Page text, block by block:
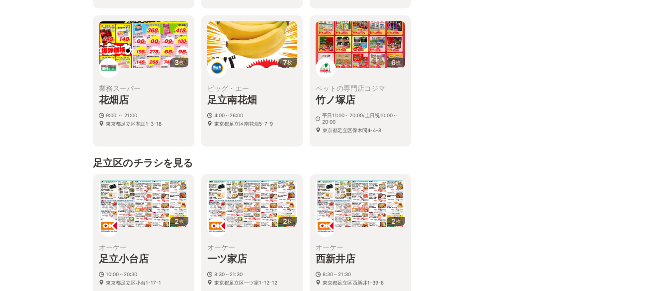
3枚
業務スーパー
花畑店
9:00 ～ 21:00
東京都足立区花畑1-3-18
7枚
ビッグ・エー
足立南花畑
4:00～26:00
東京都足立区南花畑5-7-9
6枚
ペットの専門店コジマ
竹ノ塚店
平日11:00～20:00/土日祝10:00～
20:00
東京都足立区保木間4-4-8
足立区のチラシを見る
2枚
オーケー
足立小台店
10:00～20:30
東京都足立区小台1-17-1
2枚
オーケー
一ツ家店
8:30～21:30
東京都足立区一ツ家1-12-12
2枚
オーケー
西新井店
8:30～21:30
東京都足立区西新井1-39-8